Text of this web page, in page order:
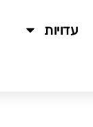
עדויות